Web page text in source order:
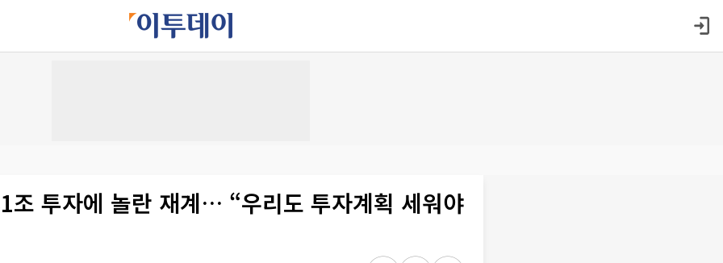
조 투자에 놀란 재계… “우리도 투자계획 세워야